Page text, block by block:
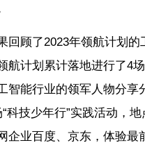
回顾了2023年领航计划的
航计划累计落地进行了4
智能行业的领军人物分享
科技少年行”实践活动，
企业百度、京东，体验最